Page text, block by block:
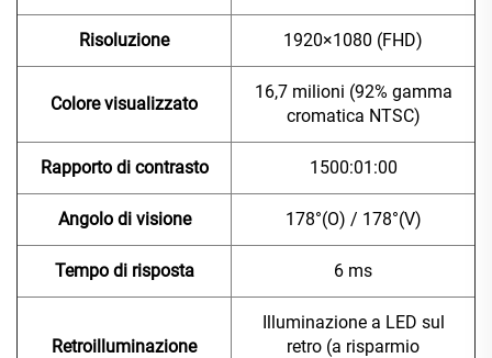
Risoluzione 1920×1080 (FHD)
Colore visualizzato
16,7 milioni (92% gamma
cromatica NTSC)
Rapporto di contrasto 1500:01:00
Angolo di visione 178°(O) / 178°(V)
Tempo di risposta 6 ms
Retroilluminazione
Illuminazione a LED sul
retro (a risparmio